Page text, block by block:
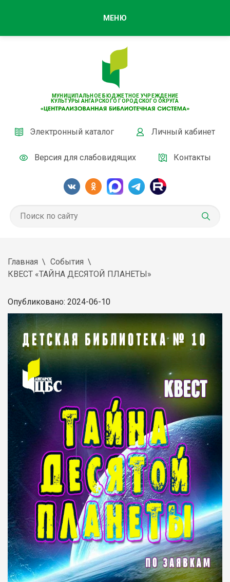
МУНИЦИПАЛЬНОЕ БЮДЖЕТНОЕ УЧРЕЖДЕНИЕ
КУЛЬТУРЫ АНГАРСКОГО ГОРОДСКОГО ОКРУГА
Электронный каталог Личный кабинет
Версия для слабовидящих Контакты
МЕНЮ
Главная
События
КВЕСТ «ТАЙНА ДЕСЯТОЙ ПЛАНЕТЫ»
Опубликовано: 2024-06-10